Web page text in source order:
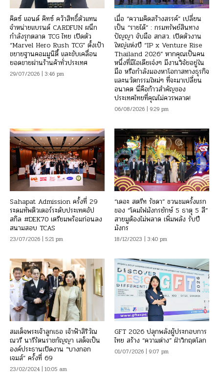
คิดซ์ แอนด์ คิทซ์ คว้าสิทธิ์ตัวแทน
จำหน่ายแบรนด์ CARDFUN ผนึก
กำลังรุกตลาด TCG ไทย เปิดตัว
“Marvel Hero Rush TCG” ตั้งเป้า
ขยายฐานคอมมูนิตี้ และขับเคลื่อน
ยอดขายผ่านร้านค้าทั่วประเทศ
29/07/2026 | 3:46 pm
เมื่อ “ความคิดสร้างสรรค์” เปลี่ยน
เป็น “รายได้” : กรมทรัพย์สินทาง
ปัญญา จับมือ สกสว. เปิดตัวงาน
ใหญ่แห่งปี “IP x Venture Rise
Thailand 2026” หากคุณเป็นคน
หนึ่งที่มีไอเดียเจ๋งๆ มีงานวิจัยอยู่ใน
มือ หรือกำลังมองหาโอกาสทางธุรกิจ
และนวัตกรรมใหม่ๆ ที่จะมาเปลี่ยน
อนาคต นี่คือก้าวสำคัญของ
ประเทศไทยที่คุณไม่ควรพลาด!
06/08/2026 | 9:29 pm
Sahapat Admission ครั้งที่ 29
ระดมทัพติวเตอร์ระดับประเทศอัป
สกิล #DEK70 เตรียมพร้อมก่อนลง
สนามสอบ TCAS
23/07/2026 | 5:21 pm
“เดอะ สตรีท รัชดา” ชวนชมครั้งแรก
ของ “โคมไฟมังกรยักษ์ 5 ธาตุ 5 สี”
สายมูต้องไม่พลาด เพิ่มพลัง รับปี
มังกร
18/12/2023 | 3:40 pm
สมเด็จพระเจ้าลูกเธอ เจ้าฟ้าสิริวัณ
ณวรี นารีรัตนราชกัญญา เสด็จเป็น
องค์ประธานเปิดงาน “บางกอก
เจมส์” ครั้งที่ 69
23/02/2024 | 10:05 am
GFT 2026 ปลุกพลังผู้ประกอบการ
ไทย สร้าง “ความต่าง” ฝ่าวิกฤตโลก
01/07/2026 | 9:07 pm